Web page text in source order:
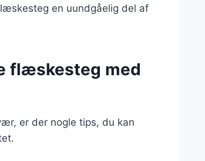
en uundgåelig del af
flæskesteg med
er der nogle tips, du kan